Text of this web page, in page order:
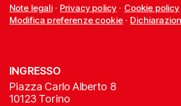
Note legali· Privacy policy · Cookie policy
Modifica preferenze cookie·
INGRESSO
Piazza Carlo Alberto 8
10123 Torino